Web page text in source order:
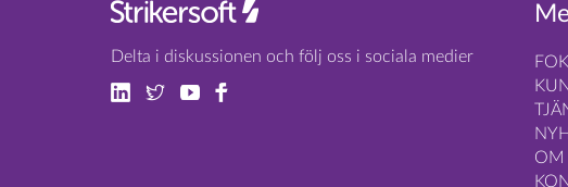
Delta i diskussionen och följ oss i sociala medier
OM